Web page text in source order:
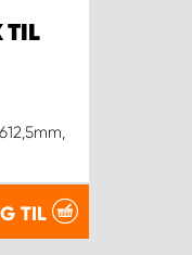
TIL
TIL